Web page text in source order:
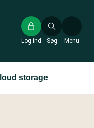
Søg
Log ind Menu
storage